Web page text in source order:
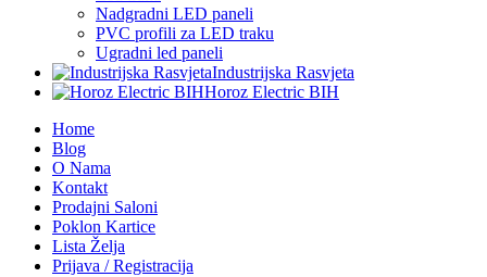
Nadgradni LED paneli
PVC profili za LED traku
Ugradni led paneli
Industrijska Rasvjeta
Horoz Electric BIH
Home
Blog
O Nama
Kontakt
Prodajni Saloni
Poklon Kartice
Lista Želja
Prijava / Registracija